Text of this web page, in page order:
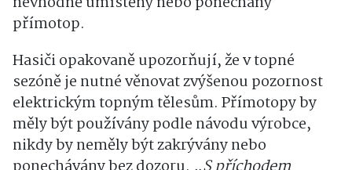
přímotop.
Hasiči opakovaně upozorňují, že v topné
sezóně je nutné věnovat zvýšenou pozornost
elektrickým topným tělesům. Přímotopy by
měly být používány podle návodu výrobce,
nikdy by neměly být zakrývány nebo
ponechávány bez dozoru.
„S příchodem